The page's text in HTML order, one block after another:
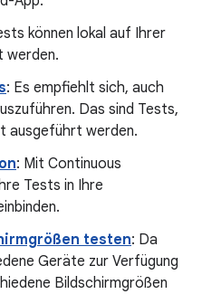
können lokal auf Ihrer
werden.
: Es empfiehlt sich, auch
Das sind Tests,
ausgeführt werden.
: Mit Continuous
Tests in Ihre
testen: Da
Geräte zur Verfügung
Bildschirmgrößen